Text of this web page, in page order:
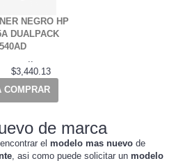
NEGRO HP
DUALPACK
..
$3,440.13
COMPRAR
de marca
el modelo mas nuevo de
, asi como puede solicitar un modelo